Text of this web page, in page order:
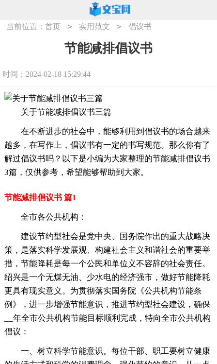
当前位置：首页 > 实用范文 > 倡议书
节能减排倡议书
时间：2024-02-18 15:29:44
关于节能减排倡议书三篇
在不断进步的社会中，能够利用到倡议书的场合越来
越多，在写作上，倡议书有一定的书写规范。那么你有了
解过倡议书吗？以下是小编为大家整理的节能减排倡议书
3篇，仅供参考，希望能够帮助到大家。
节能减排倡议书 篇1
全市各公共机构：
建设节约型社会是党中央、国务院作出的重大战略决
策，是落实科学发展观、构建社会主义和谐社会的重要举
措，节能降耗是每一个公民和单位义不容辞的社会责任。
绍兴是一个无煤无油、少水电的经济强市，做好节能降耗
更具有现实意义。为贯彻落实国务院《公共机构节能条
例》，进一步增强节能意识，推进节约型社会建设，确保
__年全市公共机构节能目标顺利完成，特向全市公共机构
倡议：
一、树立科学节能意识。每位干部、职工要树立健康